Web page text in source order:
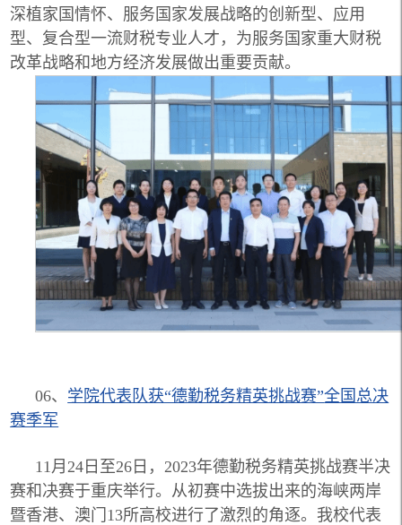
深植家国情怀、服务国家发展战略的创新型、应用
型、复合型一流财税专业人才，为服务国家重大财税
改革战略和地方经济发展做出重要贡献。
06、 学院代表队获“德勤税务精英挑战赛”全国总决
赛季军
11月24日至26日，2023年德勤税务精英挑战赛半决
赛和决赛于重庆举行。从初赛中选拔出来的海峡两岸
暨香港、澳门13所高校进行了激烈的角逐。我校代表